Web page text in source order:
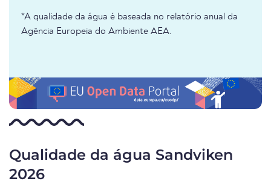
*A qualidade da água é baseada no relatório anual da
Agência Europeia do Ambiente AEA.
Qualidade da água Sandviken
2026